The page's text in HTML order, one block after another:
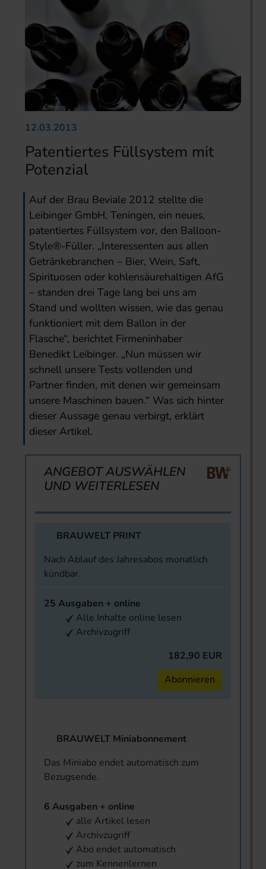
12.03.2013
Patentiertes Füllsystem mit
Potenzial
Auf der Brau Beviale 2012 stellte die
Leibinger GmbH, Teningen, ein neues,
patentiertes Füllsystem vor, den Balloon-
Style®-Füller. „Interessenten aus allen
Getränke­branchen – Bier, Wein, Saft,
Spirituosen oder kohlensäurehaltigen AfG
– standen drei Tage lang bei uns am
Stand und wollten wissen, wie das genau
funktioniert mit dem Ballon in der
Flasche“, berichtet Firmeninhaber
Benedikt Leibinger. „Nun müssen wir
schnell unsere Tests vollenden und
Partner finden, mit denen wir gemeinsam
unsere Maschinen bauen.“ Was sich hinter
dieser Aussage genau verbirgt, erklärt
dieser Artikel.
ANGEBOT AUSWÄHLEN
UND WEITERLESEN
BRAUWELT PRINT
Nach Ablauf des Jahresabos monatlich
kündbar.
25 Ausgaben + online
Alle Inhalte online lesen
Archivzugriff
182,90 EUR
Abonnieren
BRAUWELT Miniabonnement
Das Miniabo endet automatisch zum
Bezugsende.
6 Ausgaben + online
alle Artikel lesen
Archivzugriff
Abo endet automatisch
zum Kennenlernen